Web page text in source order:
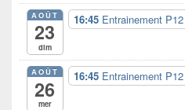
AOÛT
23
dim
16:45 Entrainement
AOÛT
26
mer
16:45 Entrainement